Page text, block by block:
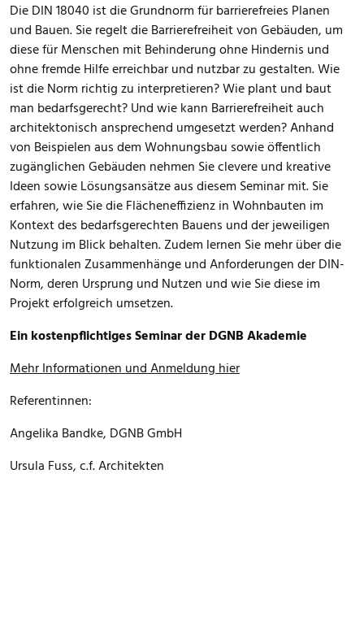
Die DIN 18040 ist die Grundnorm für barrierefreies Planen
und Bauen. Sie regelt die Barrierefreiheit von Gebäuden, um
diese für Menschen mit Behinderung ohne Hindernis und
ohne fremde Hilfe erreichbar und nutzbar zu gestalten. Wie
ist die Norm richtig zu interpretieren? Wie plant und baut
man bedarfsgerecht? Und wie kann Barrierefreiheit auch
architektonisch ansprechend umgesetzt werden? Anhand
von Beispielen aus dem Wohnungsbau sowie öffentlich
zugänglichen Gebäuden nehmen Sie clevere und kreative
Ideen sowie Lösungsansätze aus diesem Seminar mit. Sie
erfahren, wie Sie die Flächeneffizienz in Wohnbauten im
Kontext des bedarfsgerechten Bauens und der jeweiligen
Nutzung im Blick behalten. Zudem lernen Sie mehr über die
funktionalen Zusammenhänge und Anforderungen der DIN-
Norm, deren Ursprung und Nutzen und wie Sie diese im
Projekt erfolgreich umsetzen.
Ein kostenpflichtiges Seminar der DGNB Akademie
Mehr Informationen und Anmeldung hier
Referentinnen:
Angelika Bandke, DGNB GmbH
Ursula Fuss, c.f. Architekten